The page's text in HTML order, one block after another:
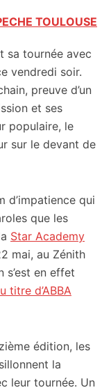
TOULOUSE
sa tournée avec
vendredi soir.
preuve d’un
et ses
populaire, le
sur le devant de
d’impatience qui
que les
Star Academy
mai, au Zénith
s’est en effet
titre d’ABBA
édition, les
la
leur tournée. Un